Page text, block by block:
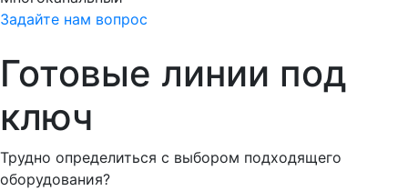
Задайте нам вопрос
Готовые линии под
ключ
Трудно определиться с выбором подходящего
оборудования?